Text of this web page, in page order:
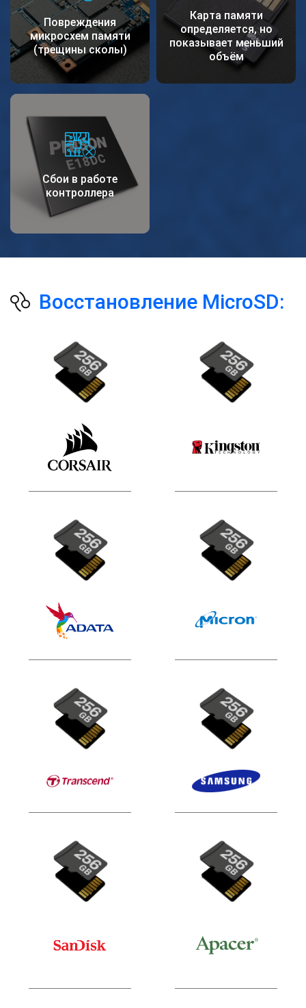
Повреждения
микросхем памяти
(трещины сколы)
Карта памяти
определяется, но
показывает меньший
объём
Сбои в работе
контроллера
Восстановление MicroSD: